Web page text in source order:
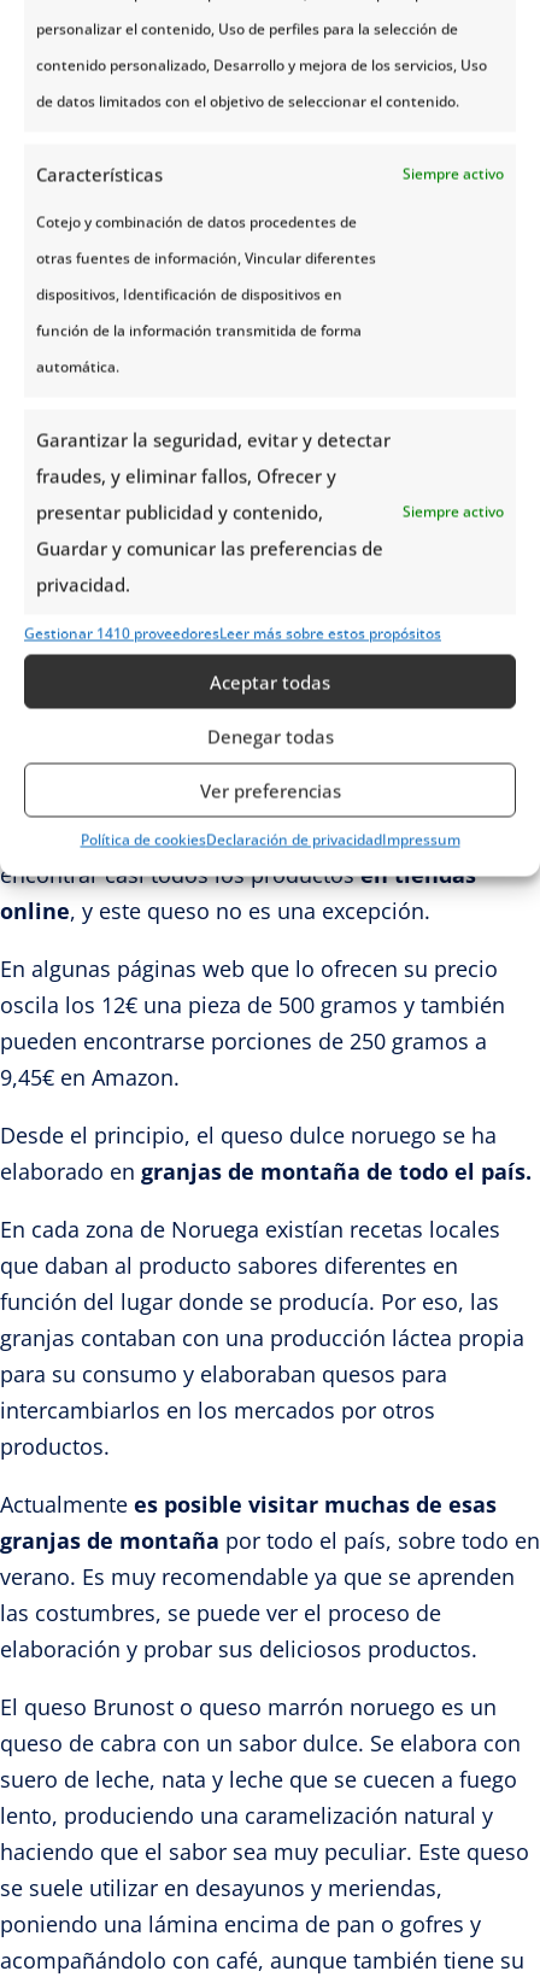
personalizar el contenido, Uso de perfiles para la selección de
contenido personalizado, Desarrollo y mejora de los servicios, Uso
de datos limitados con el objetivo de seleccionar el contenido.
Características Siempre activo
Cotejo y combinación de datos procedentes de
otras fuentes de información, Vincular diferentes
dispositivos, Identificación de dispositivos en
función de la información transmitida de forma
automática.
Garantizar la seguridad, evitar y detectar
fraudes, y eliminar fallos, Ofrecer y
presentar publicidad y contenido,
Guardar y comunicar las preferencias de
privacidad.
Siempre activo
Gestionar 1410 proveedoresLeer más sobre estos propósitos
Aceptar todas
Denegar todas
Ver preferencias
Política de cookiesDeclaración de privacidadImpressum
Añade los cubitos de queso y mezcla, como ves en
la imagen.
Vierte al molde previamente engrasado y hornea
¿Dónde encontrar queso marrón?
El queso noruego
a la venta en España, ya que no es un alimento
muy conocido fuera de Escandinavia. Normalmente,
solo algunas tiendas especializadas en productos
alimenticios de importación cuentan con Brunost o
Gjetost en su oferta.
Sin embargo, gracias a la globalización es posible
encontrar casi todos los productosen tiendas
online, y este queso no es una excepción.
En algunas páginas web que lo ofrecen su precio
oscila los 12€ una pieza de 500 gramos y también
pueden encontrarse porciones de 250 gramos a
9,45€ en Amazon.
Desde el principio, el queso dulce noruego se ha
elaborado en granjas de montaña de todo el país.
En cada zona de Noruega existían recetas locales
que daban al producto sabores diferentes en
función del lugar donde se producía. Por eso, las
granjas contaban con una producción láctea propia
para su consumo y elaboraban quesos para
intercambiarlos en los mercados por otros
productos.
Actualmente es posible visitar muchas de esas
granjas de montaña por todo el país, sobre todo en
verano. Es muy recomendable ya que se aprenden
las costumbres, se puede ver el proceso de
elaboración y probar sus deliciosos productos.
El queso Brunost o queso marrón noruego es un
queso de cabra con un sabor dulce. Se elabora con
suero de leche, nata y leche que se cuecen a fuego
lento, produciendo una caramelización natural y
haciendo que el sabor sea muy peculiar. Este queso
se suele utilizar en desayunos y meriendas,
poniendo una lámina encima de pan o gofres y
acompañándolo con café, aunque también tiene su